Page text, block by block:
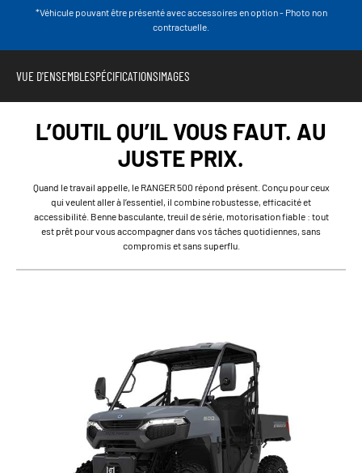
*Véhicule pouvant être présenté avec accessoires en option - Photo non
contractuelle.
VUE D'ENSEMBLESPÉCIFICATIONSIMAGES
L’OUTIL QU’IL VOUS FAUT. AU
JUSTE PRIX.
Quand le travail appelle, le RANGER 500 répond présent. Conçu pour ceux
qui veulent aller à l’essentiel, il combine robustesse, efficacité et
accessibilité. Benne basculante, treuil de série, motorisation fiable : tout
est prêt pour vous accompagner dans vos tâches quotidiennes, sans
compromis et sans superflu.